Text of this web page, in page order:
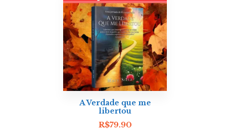
A Verdade que me
libertou
R$79.90